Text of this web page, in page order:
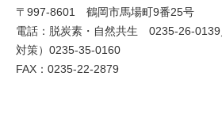
〒997-8601 鶴岡市馬場町9番25号
電話：脱炭素・自然共生 0235-26-0139
対策）0235-35-0160
FAX：0235-22-2879